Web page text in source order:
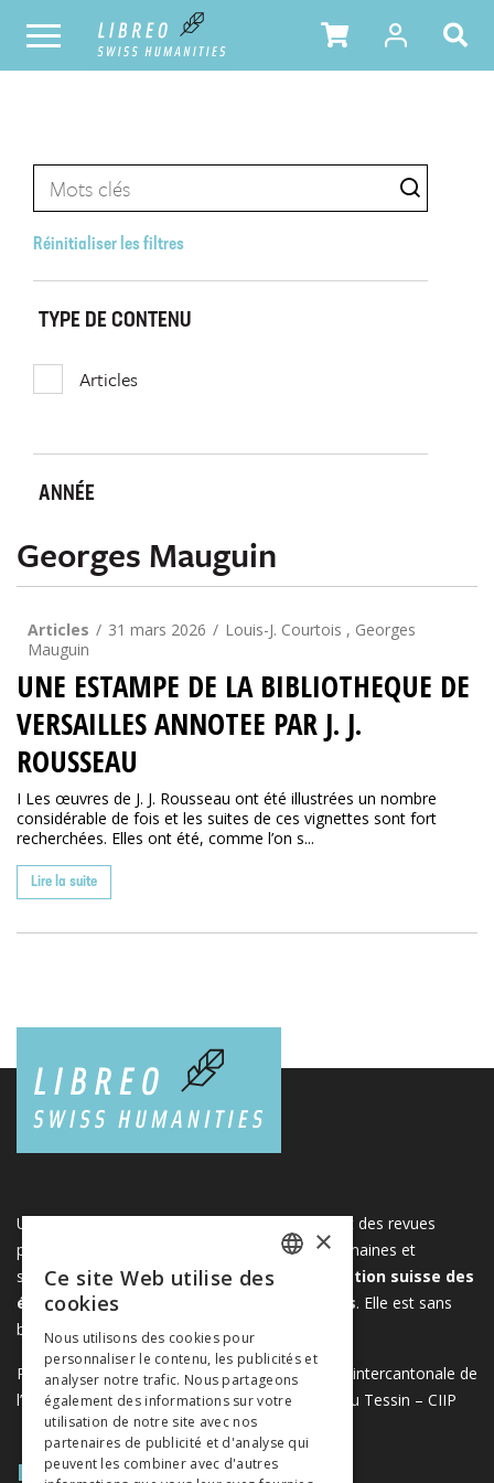
Réinitialiser les filtres
TYPE DE CONTENU
Articles
ANNÉE
Georges Mauguin
Articles 31 mars 2026
Louis-J. Courtois , Georges
Mauguin
UNE ESTAMPE DE LA BIBLIOTHEQUE DE
VERSAILLES ANNOTEE PAR J. J.
ROUSSEAU
I Les œuvres de J. J. Rousseau ont été illustrées un nombre
considérable de fois et les suites de ces vignettes sont fort
recherchées. Elles ont été, comme l’on s...
Lire la suite
Une plateforme unique regroupant des livres et des revues
publiés par les éditeurs suisses de sciences humaines et
sociales. Libreo.ch est la propriété de l'
Association suisse des
éditeurs de sciences sociales et humaines. Elle est sans
but lucratif.www.editeurssuisses.ch
Projet réalisé avec le soutien de la Conférence intercantonale de
l’instruction publique de la Suisse romande et du Tessin – CIIP
PLAN DU SITE
ITALIAN
×
Ce site Web utilise des
cookies
Nous utilisons des cookies pour
personnaliser le contenu, les publicités et
analyser notre trafic. Nous partageons
également des informations sur votre
utilisation de notre site avec nos
partenaires de publicité et d'analyse qui
peuvent les combiner avec d'autres